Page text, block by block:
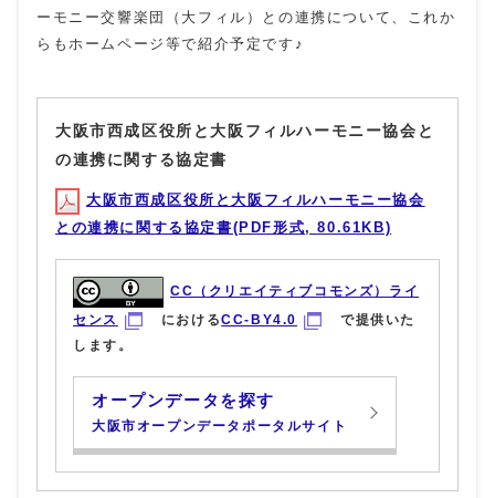
ーモニー交響楽団（大フィル）との連携について、これか
らもホームページ等で紹介予定です♪
大阪市西成区役所と大阪フィルハーモニー協会と
の連携に関する協定書
大阪市西成区役所と大阪フィルハーモニー協会
との連携に関する協定書(PDF形式, 80.61KB)
CC（クリエイティブコモンズ）ライ
センス
におけるCC-BY4.0
で提供いた
します。
オープンデータを探す
大阪市オープンデータポータルサイト